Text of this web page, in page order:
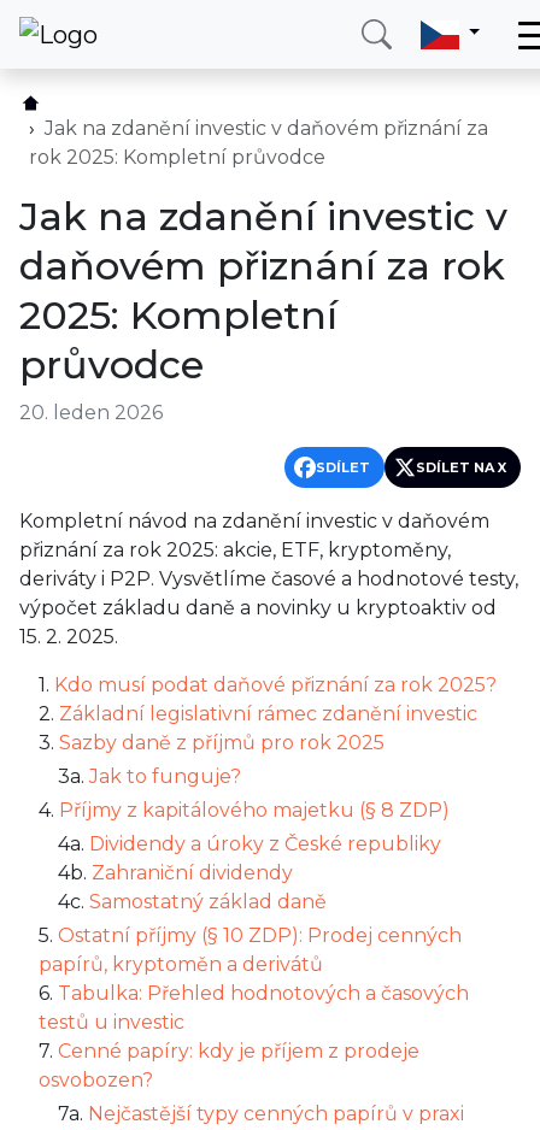
Služby
O nás
Blog
Kontakt
Jak na zdanění investic v daňovém přiznání za
rok 2025: Kompletní průvodce
Jak na zdanění investic v
daňovém přiznání za rok
2025: Kompletní
průvodce
20. leden 2026
SDÍLET SDÍLET NA X
Kompletní návod na zdanění investic v daňovém
přiznání za rok 2025: akcie, ETF, kryptoměny,
deriváty i P2P. Vysvětlíme časové a hodnotové testy,
výpočet základu daně a novinky u kryptoaktiv od
15. 2. 2025.
1. Kdo musí podat daňové přiznání za rok 2025?
2. Základní legislativní rámec zdanění investic
3. Sazby daně z příjmů pro rok 2025
3a. Jak to funguje?
4. Příjmy z kapitálového majetku (§ 8 ZDP)
4a. Dividendy a úroky z České republiky
4b. Zahraniční dividendy
4c. Samostatný základ daně
5. Ostatní příjmy (§ 10 ZDP): Prodej cenných
papírů, kryptoměn a derivátů
6. Tabulka: Přehled hodnotových a časových
testů u investic
7. Cenné papíry: kdy je příjem z prodeje
osvobozen?
7a. Nejčastější typy cenných papírů v praxi